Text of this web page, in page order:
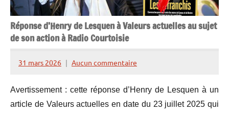
Réponse d’Henry de Lesquen à Valeurs actuelles au sujet
de son action à Radio Courtoisie
31 mars 2026
Henry
Lesquen
Aucun commentaire
Avertissement : cette réponse d’Henry de Lesquen à un
article de Valeurs actuelles en date du 23 juillet 2025 qui